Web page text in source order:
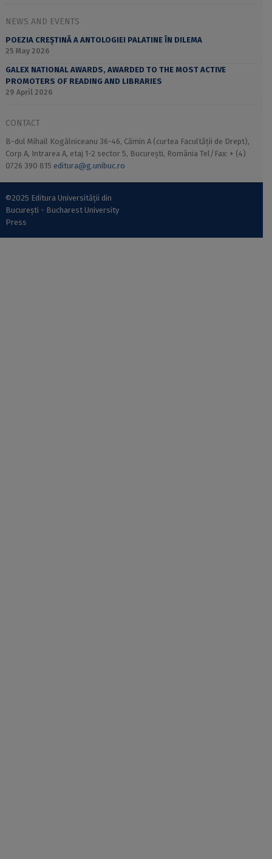
NEWS AND EVENTS
POEZIA CREȘTINĂ A ANTOLOGIEI PALATINE ÎN DILEMA
25 May 2026
GALEX NATIONAL AWARDS, AWARDED TO THE MOST ACTIVE
PROMOTERS OF READING AND LIBRARIES
29 April 2026
CONTACT
B-dul Mihail Kogălniceanu 36-46, Cămin A (curtea Facultății de Drept),
Corp A, Intrarea A, etaj 1-2 sector 5, București, România Tel/Fax: + (4)
0726 390 815 editura@g.unibuc.ro
©2025 Editura Universității din
București - Bucharest University
Press